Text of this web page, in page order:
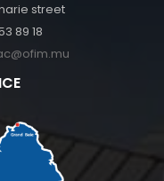
street
89 18